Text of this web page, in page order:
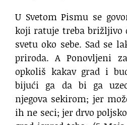
U Svetom Pismu se
koji ratuje treba brižljivo
svetu oko sebe. Sad se
priroda. A Ponovljeni
opkoliš kakav grad i
bijući ga da bi ga
njegova sekirom; jer
ih ne seci; jer drvo